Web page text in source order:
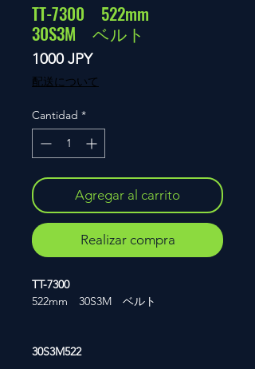
TT-7300 522mm
30S3M ベルト
1000 JPYPrecio
配送について
Cantidad *
Agregar al carrito
Realizar compra
TT-7300
522mm 30S3M ベルト
30S3M522